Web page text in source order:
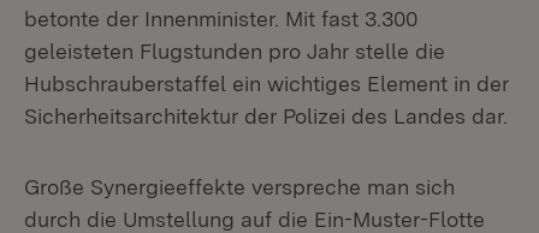
betonte der Innenminister. Mit fast 3.300
geleisteten Flugstunden pro Jahr stelle die
Hubschrauberstaffel ein wichtiges Element in der
Sicherheitsarchitektur der Polizei des Landes dar.
Große Synergieeffekte verspreche man sich
durch die Umstellung auf die Ein-Muster-Flotte